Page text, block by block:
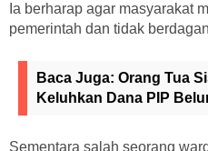
Ia berharap agar masyarakat
pemerintah dan tidak
Baca Juga: Orang Tua
Keluhkan Dana PIP
Sementara salah seorang